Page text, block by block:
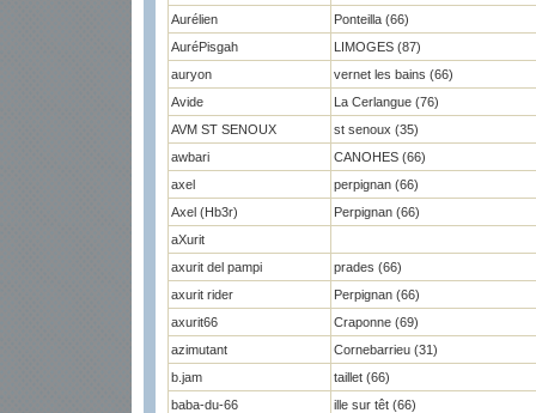
Aurélien
Ponteilla (66)
AuréPisgah
LIMOGES (87)
auryon
vernet les bains (66)
Avide
La Cerlangue (76)
AVM ST SENOUX
st senoux (35)
awbari
CANOHES (66)
axel
perpignan (66)
Axel (Hb3r)
Perpignan (66)
aXurit
axurit del pampi
prades (66)
axurit rider
Perpignan (66)
axurit66
Craponne (69)
azimutant
Cornebarrieu (31)
b.jam
taillet (66)
baba-du-66
ille sur têt (66)